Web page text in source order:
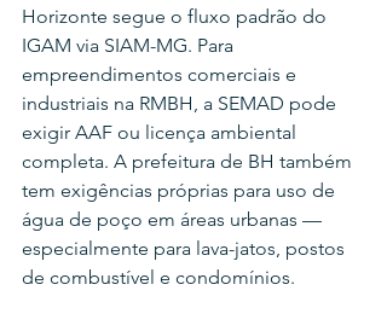
Horizonte segue o fluxo padrão do
IGAM via SIAM-MG. Para
empreendimentos comerciais e
industriais na RMBH, a SEMAD pode
exigir AAF ou licença ambiental
completa. A prefeitura de BH também
tem exigências próprias para uso de
água de poço em áreas urbanas —
especialmente para lava-jatos, postos
de combustível e condomínios.